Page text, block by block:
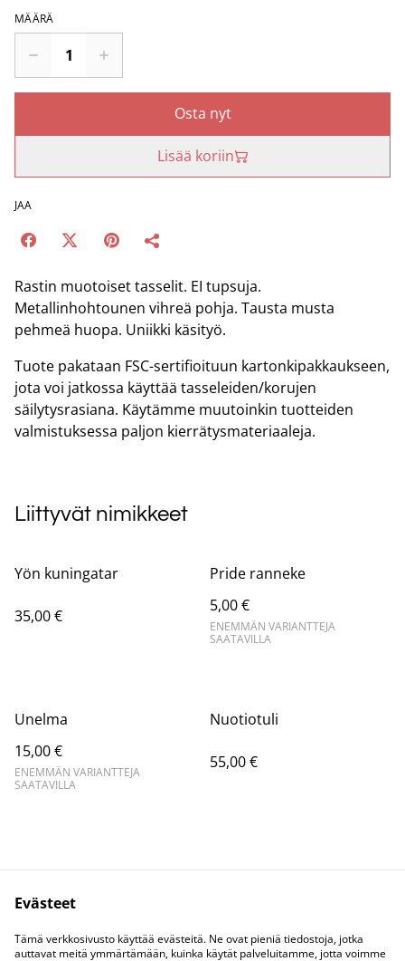
MÄÄRÄ
Osta nyt
Lisää koriin
JAA
Rastin muotoiset tasselit. EI tupsuja.
Metallinhohtounen vihreä pohja. Tausta musta
pehmeä huopa. Uniikki käsityö.
Tuote pakataan FSC-sertifioituun kartonkipakkaukseen,
jota voi jatkossa käyttää tasseleiden/korujen
säilytysrasiana. Käytämme muutoinkin tuotteiden
valmistuksessa paljon kierrätysmateriaaleja.
Liittyvät nimikkeet
Yön kuningatar
35,00 €
Pride ranneke
5,00 €
ENEMMÄN VARIANTTEJA
SAATAVILLA
Unelma
15,00 €
ENEMMÄN VARIANTTEJA
SAATAVILLA
Nuotiotuli
55,00 €
Kysy Coralta
Lakihommelit
Tietosuoja
Evästeet
Evästeet
Tämä verkkosivusto käyttää evästeitä. Ne ovat pieniä tiedostoja, jotka
auttavat meitä ymmärtämään, kuinka käytät palveluitamme, jotta voimme